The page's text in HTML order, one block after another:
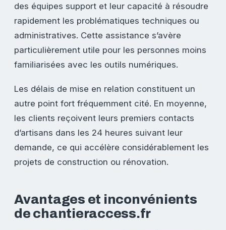
des équipes support et leur capacité à résoudre
rapidement les problématiques techniques ou
administratives. Cette assistance s’avère
particulièrement utile pour les personnes moins
familiarisées avec les outils numériques.
Les délais de mise en relation constituent un
autre point fort fréquemment cité. En moyenne,
les clients reçoivent leurs premiers contacts
d’artisans dans les 24 heures suivant leur
demande, ce qui accélère considérablement les
projets de construction ou rénovation.
Avantages et inconvénients
de chantieraccess.fr